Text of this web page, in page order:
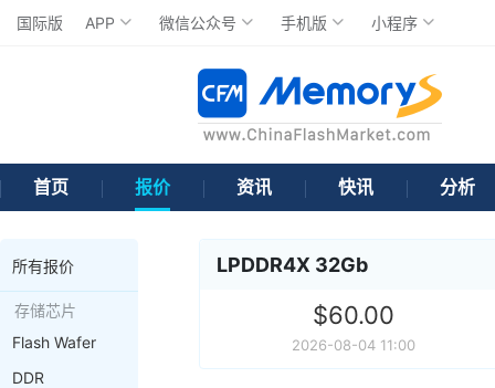
国际版 APP 微信公众号 手机版 小程序
首页 报价 资讯 快讯 分析
所有报价
存储芯片
Flash Wafer
DDR
LPDDR4X 32Gb
$60.00
2026-08-04 11:00